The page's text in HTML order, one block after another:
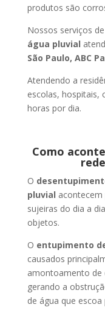
produtos são
Nossos serviços de
água pluvial
São Paulo, ABC
Atendendo a
escolas, hospitais,
horas por dia.
Como
O
pluvial
sujeiras do dia a
objetos.
O entupimento
causados
amontoamento de
gerando a
de água que